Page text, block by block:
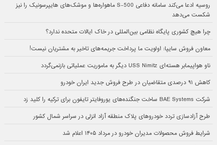
روسیه ادعا می‌کند سامانه دفاعی S-500 ماهواره‌ها و موشک‌های هایپرسونیک را نیز
شکست می‌دهد
چرا هیچ کشوری پایگاه نظامی بین‌المللی در خاک ایالات متحده ندارد؟
معاون فروش سایپا: اولویت ما پرداخت جریمه‌های تاخیر به مشتریان نیست!
ناو هواپیمابر هسته‌ای USS Nimitz دیگر به ماموریت عملیاتی بازنمی‌گردد
کاهش ۹۱ درصدی متقاضیان در طرح فروش جدید ایران خودرو
شرکت BAE Systems ساخت جنگنده‌های یوروفایتر تایفون برای ترکیه را کلید زد
طرح آزادسازی تردد خودروهای پلاک منطقه آزاد انزلی در سراسر شمال کشور
شرایط فروش محصولات مدیران خودرو در مرداد ۱۴۰۵ اعلام شد